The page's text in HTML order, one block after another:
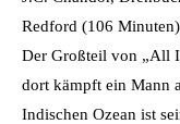
Redford (106 Minuten)
Der Großteil von „All
dort kämpft ein Mann
Indischen Ozean ist